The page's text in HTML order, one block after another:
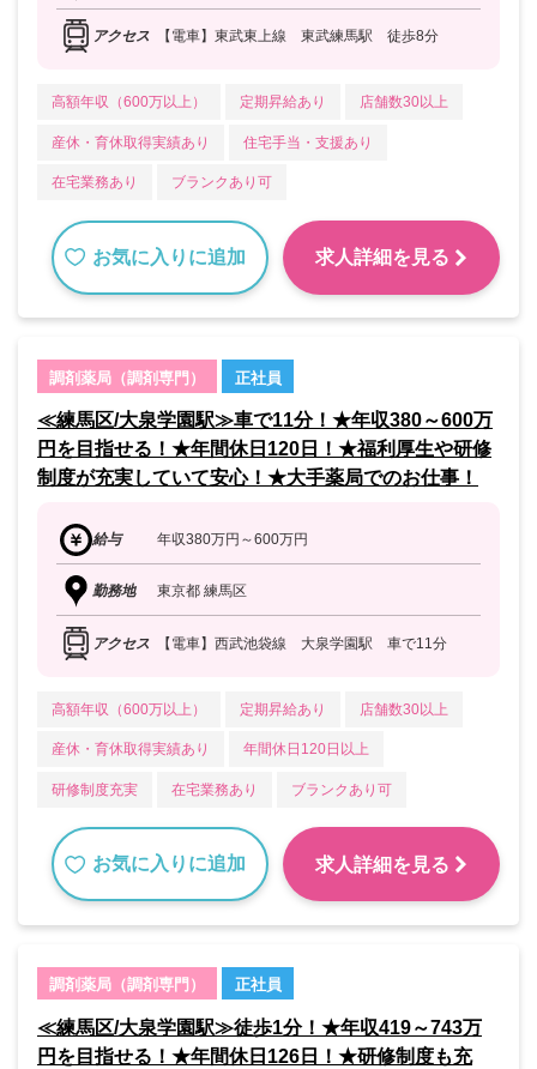
アクセス 【電車】東武東上線 東武練馬駅 徒歩8分
高額年収（600万以上） 定期昇給あり 店舗数30以上
産休・育休取得実績あり 住宅手当・支援あり
在宅業務あり ブランクあり可
お気に入りに追加 求人詳細を見る
調剤薬局（調剤専門） 正社員
≪練馬区/大泉学園駅≫車で11分！★年収380～600万
円を目指せる！★年間休日120日！★福利厚生や研修
制度が充実していて安心！★大手薬局でのお仕事！
給与 年収380万円～600万円
勤務地 東京都 練馬区
アクセス 【電車】西武池袋線 大泉学園駅 車で11分
高額年収（600万以上） 定期昇給あり 店舗数30以上
産休・育休取得実績あり 年間休日120日以上
研修制度充実 在宅業務あり ブランクあり可
お気に入りに追加 求人詳細を見る
調剤薬局（調剤専門） 正社員
≪練馬区/大泉学園駅≫徒歩1分！★年収419～743万
円を目指せる！★年間休日126日！★研修制度も充